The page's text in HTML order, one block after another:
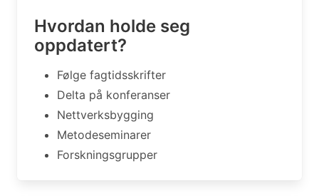
Hvordan holde seg
oppdatert?
Følge fagtidsskrifter
Delta på konferanser
Nettverksbygging
Metodeseminarer
Forskningsgrupper